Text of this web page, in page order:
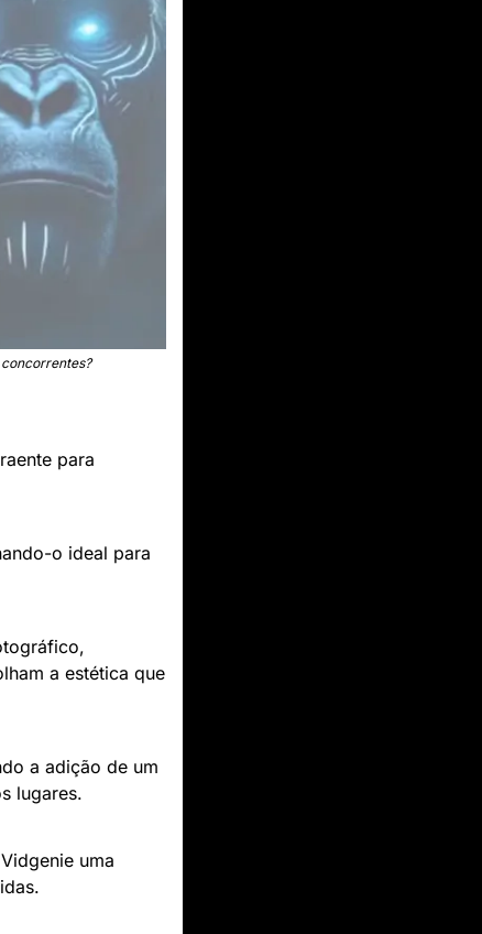
para
o ideal para
a estética que
a adição de um
lugares.
uma